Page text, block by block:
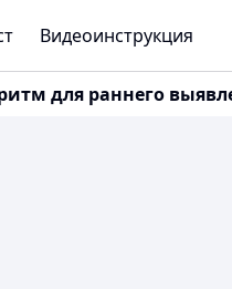
Видеоинструкция
для раннего